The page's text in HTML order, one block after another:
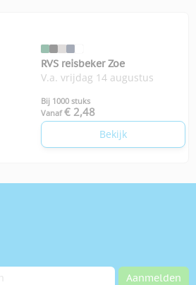
RVS reisbeker Zoe
V.a. vrijdag 14 augustus
Bij 1000 stuks
Vanaf € 2,48
Bekijk
Aanmelden